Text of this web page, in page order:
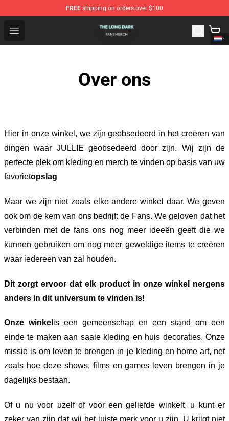
FREE shipping on orders over $100
Open menu
The Long Dark Shop - Official The Long Dark
Over ons
Hier in onze winkel , we zijn geobsedeerd in het creëren van
dingen waar JULLIE geobsedeerd door zijn. Wij zijn de
perfecte plek om kleding en merch te vinden op basis van uw
favorietopslag
Maar we zijn niet zoals elke andere winkel daar. We geven
ook om de kern van ons bedrijf: de Fans. We geloven dat het
verbinden met de fans ons nog meer ideeën geeft die we
kunnen gebruiken om nog meer geweldige items te creëren
waar iedereen van zal houden.
Dit zorgt ervoor dat elk product in onze winkel nergens
anders in dit universum te vinden is!
Onze winkel is een gemeenschap en een stand om een
einde te maken aan saaie kleding en huis decoraties. Onze
missie is om leven te brengen in je kleding en home art, net
zoals hoe deze shows, films en games leven brengen in je
dagelijks bestaan.
Of u nu voor uzelf of voor een geliefde winkelt, u kunt er